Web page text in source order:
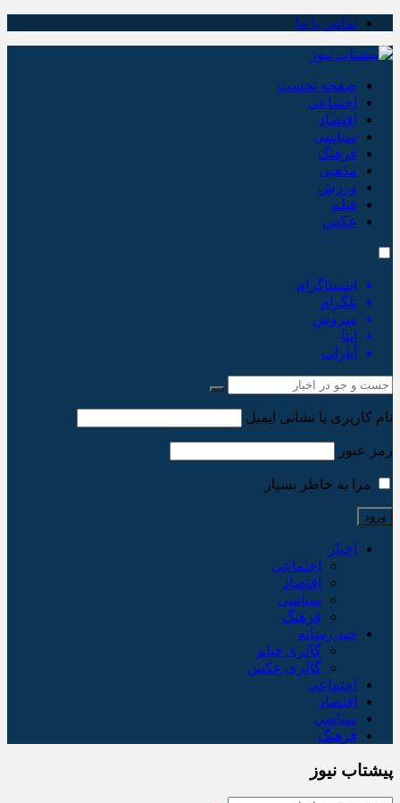
تماس با ما
صفحه نخست
اجتماعی
اقتصاد
سیاسی
فرهنگ
مذهبی
ورزش
فیلم
عکس
اینستاگرام
تلگرام
سروش
ایتا
آپارات
نام کاربری یا نشانی ایمیل
رمز عبور
مرا به خاطر بسپار
اخبار
اجتماعی
اقتصاد
سیاسی
فرهنگ
چند رسانه
گالری فیلم
گالری عکس
اجتماعی
اقتصاد
سیاسی
فرهنگ
پیشتاب نیوز